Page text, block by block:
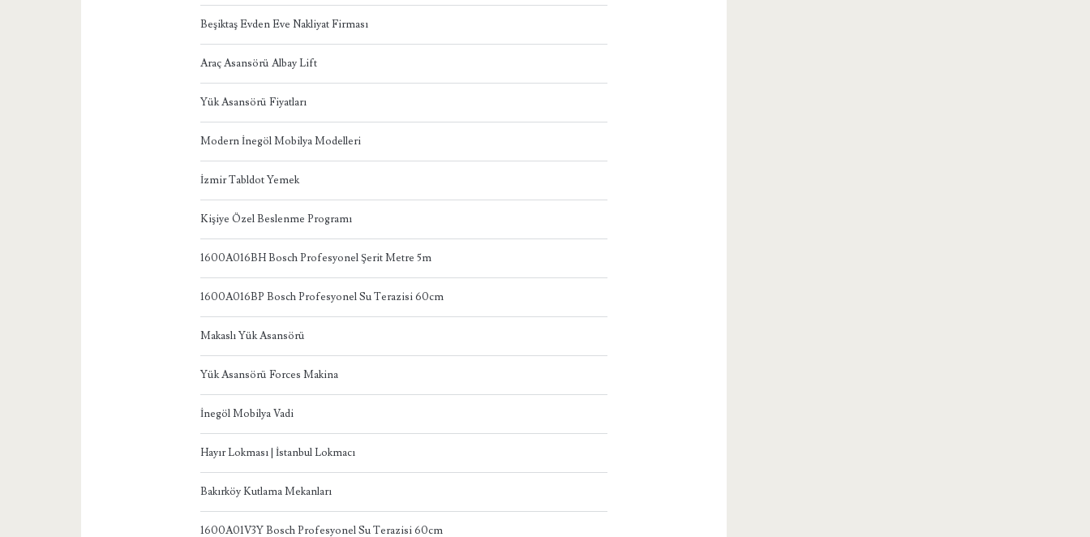
Beşiktaş Evden Eve Nakliyat Firması
Araç Asansörü Albay Lift
Yük Asansörü Fiyatları
Modern İnegöl Mobilya Modelleri
İzmir Tabldot Yemek
Kişiye Özel Beslenme Programı
1600A016BH Bosch Profesyonel Şerit Metre 5m
1600A016BP Bosch Profesyonel Su Terazisi 60cm
Makaslı Yük Asansörü
Yük Asansörü Forces Makina
İnegöl Mobilya Vadi
Hayır Lokması | İstanbul Lokmacı
Bakırköy Kutlama Mekanları
1600A01V3Y Bosch Profesyonel Su Terazisi 60cm